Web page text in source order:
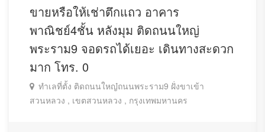
ขายหรือให้เช่าตึกแถว อาคาร
พาณิชย์4ชั้น หลังมุม ติดถนนใหญ่
พระราม9 จอดรถได้เยอะ เดินทางสะดวก
มาก โทร. 0
ทำเลที่ตั้ง ติดถนนใหญ๋ถนนพระราม9 ฝั่งขาเข้า
สวนหลวง , เขตสวนหลวง , กรุงเทพมหานคร